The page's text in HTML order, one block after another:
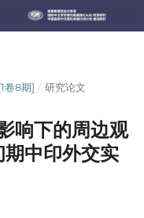
卷8期] / 研究论文
响下的周边观
中印外交实